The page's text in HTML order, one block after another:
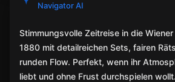
Navigator AI
Stimmungsvolle Zeitreise in die
1880 mit detailreichen Sets, fairen
runden Flow. Perfekt, wenn ihr
liebt und ohne Frust durchspielen wollt.